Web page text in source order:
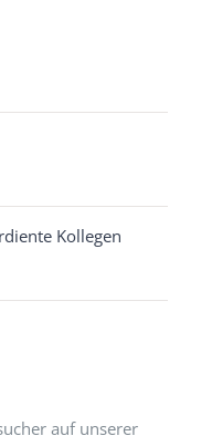
Kollegen
auf unserer